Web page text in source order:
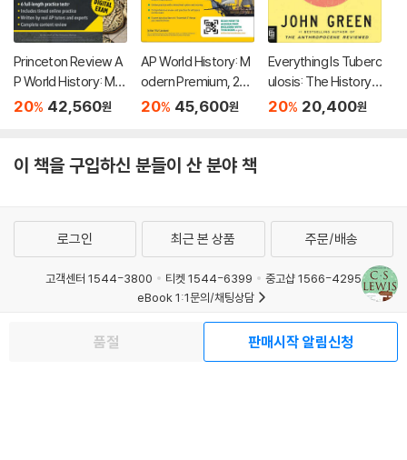
Princeton Review A
P World History: Mo
dern Premium Prep,
ctice Online + Cont
20% 42,560원
AP World History: M
odern Premium, 202
7: Prep Book With 5
w + Online Practice
20% 45,600원
Everything Is Tuberc
ulosis: The History a
nd Persistence of O
20% 20,400원
이 책을 구입하신 분들이 산 분야 책
품절 판매시작 알림신청
로그인 최근 본 상품 주문/배송
고객센터 1544-3800 티켓 1544-6399
중고샵 1566-4295
eBook 1:1문의/채팅상담
예스이십사(주) 사업자 정보
이용약관
청소년보호정책